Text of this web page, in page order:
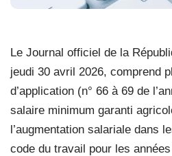
Le Journal officiel de la
jeudi 30 avril 2026, comprend
d’application (n° 66 à 69 de
salaire minimum garanti
l’augmentation salariale dans
code du travail pour les